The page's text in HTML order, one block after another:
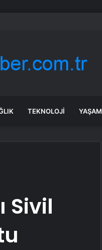
TEKNOLOJI YAŞAM
Sivil